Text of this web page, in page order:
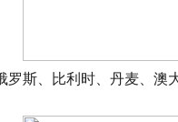
斯、比利时、丹麦、